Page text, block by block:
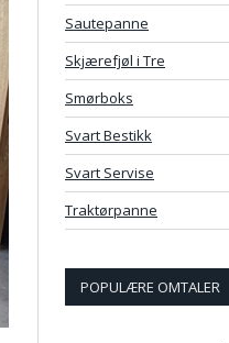
Sautepanne
Skjærefjøl i Tre
Smørboks
Svart Bestikk
Svart Servise
Traktørpanne
POPULÆRE OMTALER